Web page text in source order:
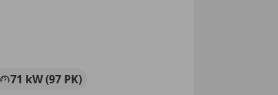
71 kW (97 PK)